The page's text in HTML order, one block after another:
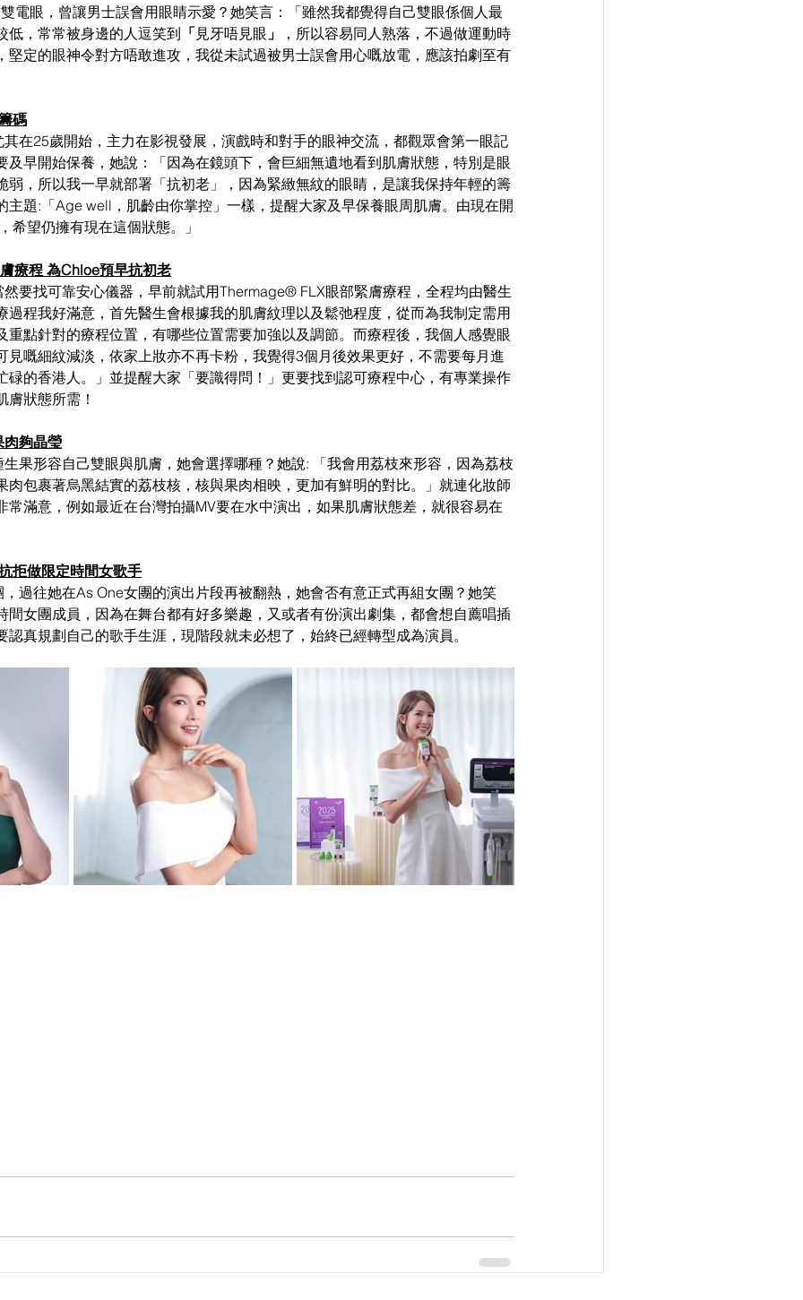
電眼，曾讓男士誤會用眼睛示愛？她笑言：「雖然我都覺得自己雙眼係個人最
低，常常被身邊的人逗笑到 「 見牙唔見眼 」
，所以容易同人熟落，不過做運動時
堅定的眼神令對方唔敢進攻，我從未試過被男士誤會用心嘅放電，應該拍劇至有
碼
在25歲開始，主力在影視發展，演戲時和對手的眼神交流，都觀眾會第一眼記
及早開始保養，她說：「因為在鏡頭下，會巨細無遺地看到肌膚狀態，特別是眼
弱，所以我一早就部署「抗初老」，因為緊緻無紋的眼睛，是讓我保持年輕的籌
主題:「Age well，肌齡由你掌控」一樣，提醒大家及早保養眼周肌膚。由現在開
希望仍擁有現在這個狀態。」
療程 為Chloe預早抗初老
要找可靠安心儀器，早前就試用Thermage® FLX眼部緊膚療程，全程均由醫生
過程我好滿意，首先醫生會根據我的肌膚紋理以及鬆弛程度，從而為我制定需用
重點針對的療程位置，有哪些位置需要加強以及調節。而療程後，我個人感覺眼
見嘅細紋減淡，依家上妝亦不再卡粉，我覺得3個月後效果更好，不需要每月進
碌的香港人。」並提醒大家「要識得問！」更要找到認可療程中心，有專業操作
膚狀態所需！
肉夠晶瑩
果形容自己雙眼與肌膚，她會選擇哪種？她說: 「我會用荔枝來形容，因為荔枝
肉包裹著烏黑結實的荔枝核，核與果肉相映，更加有鮮明的對比。」就連化妝師
常滿意，例如最近在台灣拍攝MV要在水中演出，如果肌膚狀態差，就很容易在
拒做限定時間女歌手
過往她在As One女團的演出片段再被翻熱，她會否有意正式再組女團？她笑
間女團成員，因為在舞台都有好多樂趣，又或者有份演出劇集，都會想自薦唱插
認真規劃自己的歌手生涯，現階段就未必想了，始終已經轉型成為演員。